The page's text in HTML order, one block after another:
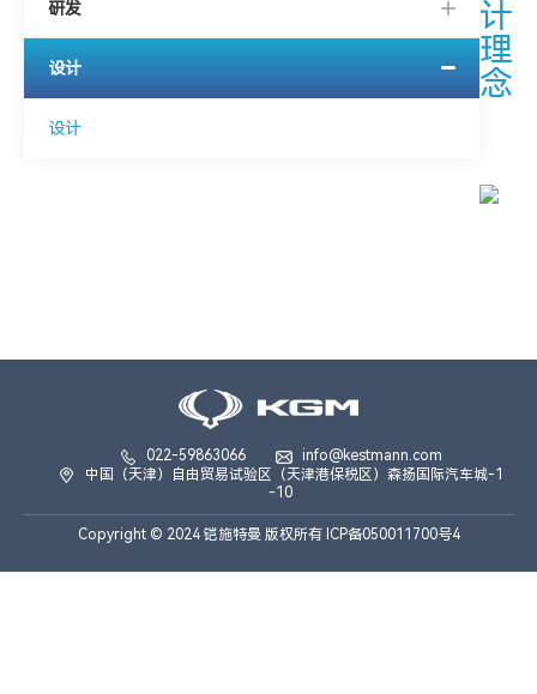
研发
设计
设计
计
理
念
022-59863066
info@kestmann.com
中国（天津）自由贸易试验区（天津港保税区）森扬国际汽车城-1
-10
Copyright © 2024 铠施特曼 版权所有 ICP备050011700号4